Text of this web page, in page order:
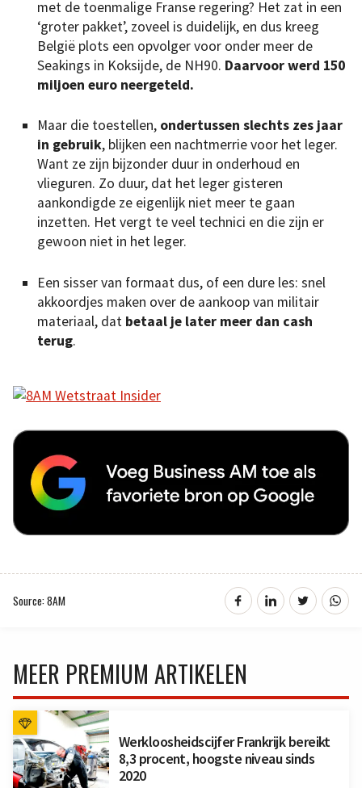
met de toenmalige Franse regering? Het zat in een
‘groter pakket’, zoveel is duidelijk, en dus kreeg
België plots een opvolger voor onder meer de
Seakings in Koksijde, de NH90. Daarvoor werd 150
miljoen euro neergeteld.
Maar die toestellen, ondertussen slechts zes jaar
in gebruik, blijken een nachtmerrie voor het leger.
Want ze zijn bijzonder duur in onderhoud en
vlieguren. Zo duur, dat het leger gisteren
aankondigde ze eigenlijk niet meer te gaan
inzetten. Het vergt te veel technici en die zijn er
gewoon niet in het leger.
Een sisser van formaat dus, of een dure les: snel
akkoordjes maken over de aankoop van militair
materiaal, dat betaal je later meer dan cash
terug.
Source: 8AM
MEER PREMIUM ARTIKELEN
Werkloosheidscijfer Frankrijk bereikt
8,3 procent, hoogste niveau sinds
2020